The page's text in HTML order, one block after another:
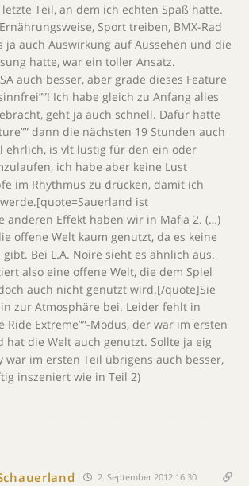
Teil, an dem ich echten Spaß hatte.
Sport treiben, BMX-Rad
ja auch Auswirkung auf Aussehen und die
hatte, war ein toller Ansatz.
auch besser, aber grade dieses Feature
Ich habe gleich zu Anfang alles
geht ja auch schnell. Dafür hatte
dann die nächsten 19 Stunden auch
ehrlich, is vlt lustig für den ein oder
ich habe aber keine Lust
im Rhythmus zu drücken, damit ich
ist
anderen Effekt haben wir in Mafia 2. (…)
offene Welt kaum genutzt, da es keine
Bei L.A. Noire sieht es ähnlich aus.
also eine offene Welt, die dem Spiel
auch nicht genutzt wird.[/quote]Sie
zur Atmosphäre bei. Leider fehlt in
Ride Extreme””-Modus, der war im ersten
hat die Welt auch genutzt. Sollte ja eig
war im ersten Teil übrigens auch besser,
inszeniert wie in Teil 2)
2. September 2012 16:30